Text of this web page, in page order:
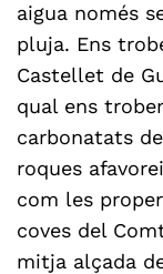
aigua només
pluja. Ens
Castellet de
qual ens
carbonatats
roques
com les
coves del
mitja alçada